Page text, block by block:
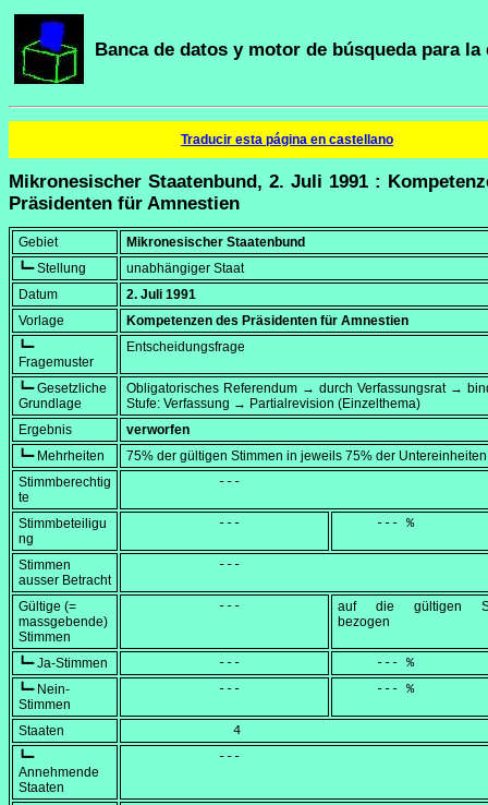
Banca de datos y motor de búsqueda para
Traducir esta página en castellano
Mikronesischer Staatenbund, 2. Juli 1991 :
Präsidenten für Amnestien
Gebiet
Mikronesischer Staatenbund
┗━ Stellung
unabhängiger Staat
Datum
2. Juli 1991
Vorlage
Kompetenzen des Präsidenten für Amnestien
┗━
Fragemuster
Entscheidungsfrage
┗━ Gesetzliche
Grundlage
Obligatorisches Referendum → durch Verfassungsrat →
Stufe: Verfassung → Partialrevision (Einzelthema)
Ergebnis
verworfen
┗━ Mehrheiten
75% der gültigen Stimmen in jeweils 75% der Untereinheiten
Stimmberechtig
te
            ---
Stimmbeteiligu
ng
            ---
     --- %
Stimmen
ausser Betracht
            ---
Gültige (=
massgebende)
Stimmen
            ---
auf die gültigen
bezogen
┗━ Ja-Stimmen
            ---
     --- %
┗━ Nein-
Stimmen
            ---
     --- %
Staaten
              4
┗━
Annehmende
Staaten
            ---